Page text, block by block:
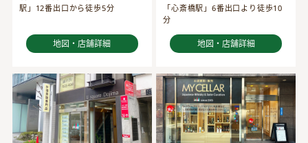
駅」12番出口から徒歩5分
地図・店舗詳細
「心斎橋駅」6番出口より徒歩10
分
地図・店舗詳細